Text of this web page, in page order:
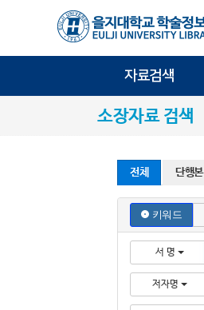
자료검색
소장자료 검색
전체 단행본
키워드
서 명
저자명